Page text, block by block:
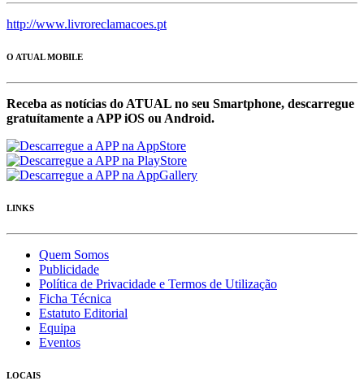
http://www.livroreclamacoes.pt
O ATUAL MOBILE
Receba as notícias do ATUAL no seu Smartphone, descarregue
gratuítamente a APP iOS ou Android.
LINKS
Quem Somos
Publicidade
Política de Privacidade e Termos de Utilização
Ficha Técnica
Estatuto Editorial
Equipa
Eventos
LOCAIS